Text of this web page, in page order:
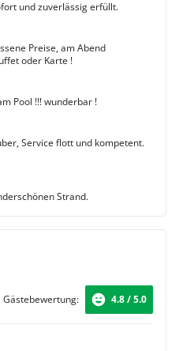
und zuverlässig erfüllt.
Preise, am Abend
oder Karte !
Pool !!! wunderbar !
Service flott und kompetent.
Strand.
Gästebewertung: 4.8 / 5.0